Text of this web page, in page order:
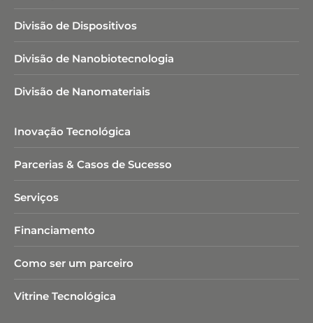
Divisão de Dispositivos
Divisão de Nanobiotecnologia​
Divisão de Nanomateriais
Inovação Tecnológica
Parcerias & Casos de Sucesso
Serviços
Financiamento
Como ser um parceiro
Vitrine Tecnológica